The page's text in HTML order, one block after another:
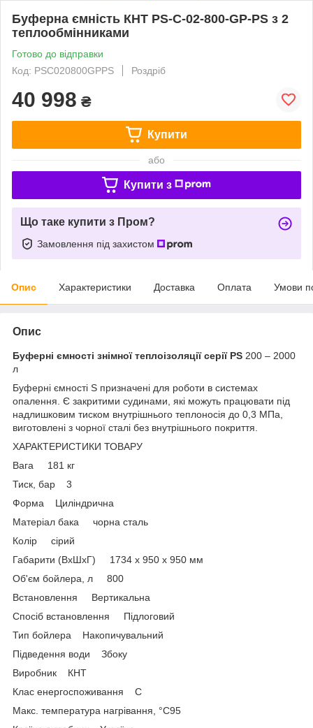
Буферна ємність КНТ PS-C-02-800-GP-PS з 2
теплообмінниками
Готово до відправки
Код: PSC020800GPPS
Роздріб
40 998 ₴
Купити
або
Купити з
Що таке купити з Пром?
Замовлення під захистом
Опис Характеристики Доставка Оплата Умови
Опис
Буферні ємності знімної теплоізоляції серії PS 200 – 2000
л
Буферні ємності S призначені для роботи в системах
опалення. Є закритими судинами, які можуть працювати під
надлишковим тиском внутрішнього теплоносія до 0,3 МПа,
виготовлені з чорної сталі без внутрішнього покриття.
ХАРАКТЕРИСТИКИ ТОВАРУ
Вага 181 кг
Тиск, бар 3
Форма Циліндрична
Матеріал бака чорна сталь
Колір сірий
Габарити (ВхШхГ) 1734 x 950 x 950 мм
Об'єм бойлера, л 800
Встановлення Вертикальна
Спосіб встановлення Підлоговий
Тип бойлера Накопичувальний
Підведення води Збоку
Виробник КНТ
Клас енергоспоживання С
Макс. температура нагрівання, °C95